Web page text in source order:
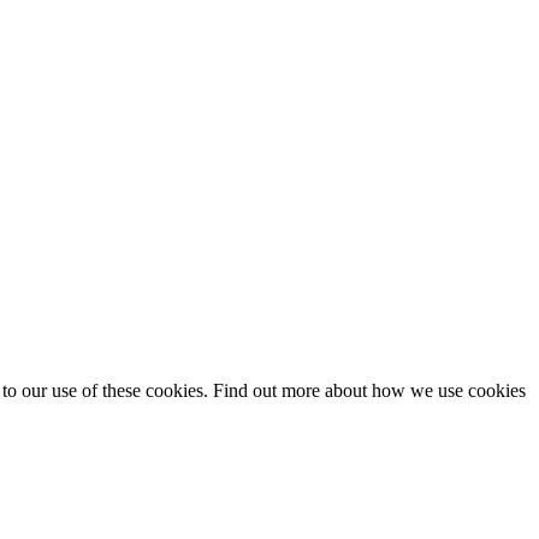
our use of these cookies. Find out more about how we use cookies